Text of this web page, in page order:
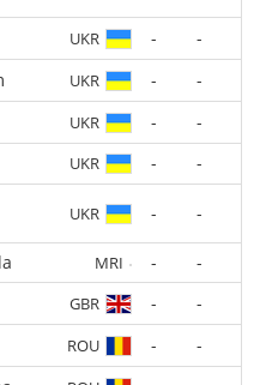
UKR - -
UKR - -
UKR
UKR - -